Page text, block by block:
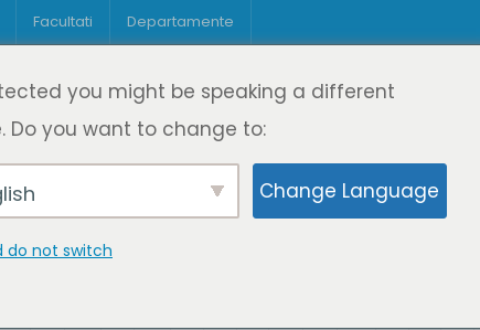
Facultati Departamente
Despre DeL
Cine suntem
Educație
Oferta de cursuri
Educație digitală
you might be speaking a different
Do you want to change to:
Change Language
do not switch